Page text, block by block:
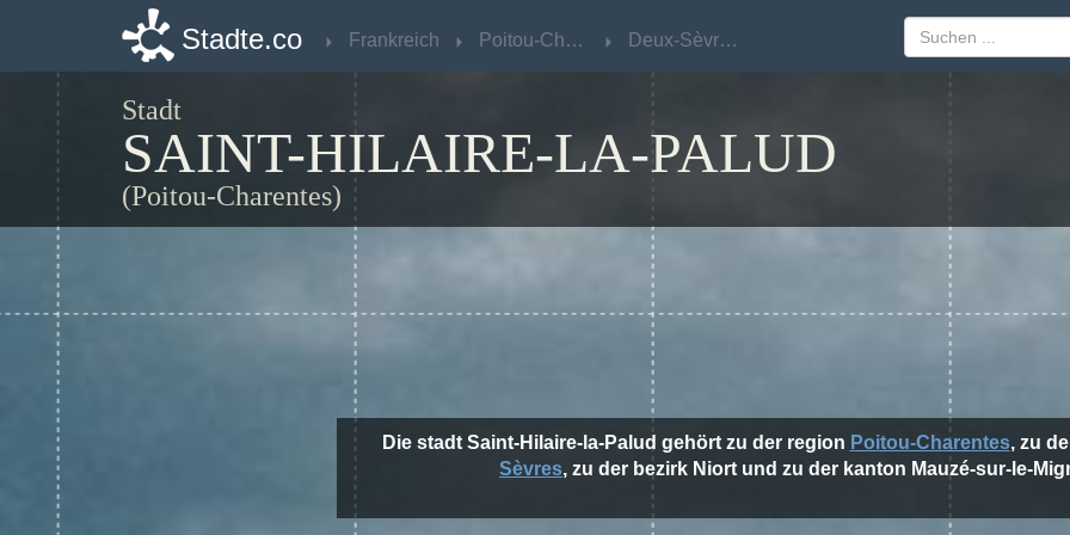
Stadte.co Frankreich Poitou-Charentes Deux-Sèvres
Stadt
SAINT-HILAIRE-LA-PALUD
(Poitou-Charentes)
Die stadt Saint-Hilaire-la-Palud gehört zu der region Poitou-Charentes, zu
Sèvres, zu der bezirk Niort und zu der kanton Mauzé-sur-le-
Stadte.co Frankreich Poitou-Charentes Deux-Sèvres